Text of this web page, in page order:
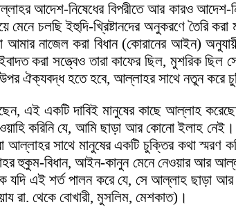
আদেশ-নিষেধের বিপরীতে আর কারও আদেশ-
চলছি ইহুদি-খ্রিষ্টানদের অনুকরণে তৈরি
নাজেল করা বিধান (কোরানের আইন)
করা সত্ত্বেও তারা কাফের ছিল, মুশরিক
ঐক্যবদ্ধ হতে হবে, আল্লাহর সাথে নতুন করে
এই একটি দাবিই মানুষের কাছে আল্লাহ
করিনি যে, আমি ছাড়া আর কোনো ইলাহ
সাথে মানুষের একটি চুক্তির কথা স্মরণ
হুকুম-বিধান, আইন-কানুন মেনে নেওয়ার আর
যদি এই শর্ত পালন করে যে, সে আল্লাহ ছাড়া
রা. থেকে বোখারী, মুসলিম, মেশকাত)।